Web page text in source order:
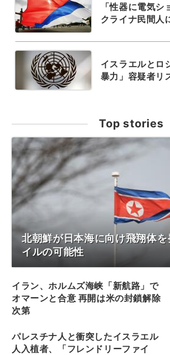
「性器に電気
クライナ民間人
イスラエルとロ
暴力」容疑者リ
Top stories
北朝鮮が日本海に向け飛翔体
イルの可能性
イラン、ホルムズ海峡「新航路」で
オマーンと合意 再開は米の封鎖解除
次第
パレスチナ人と衝突したイスラエル
人入植者、「フレンドリーファイ